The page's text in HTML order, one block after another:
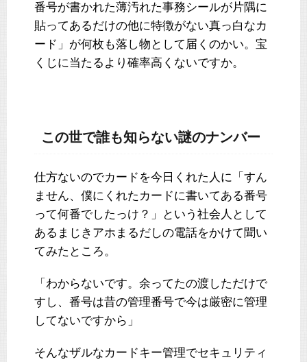
番号が書かれた薄汚れた事務シールが片隅に
貼ってあるだけの他に特徴がない真っ白なカ
ード」が何枚も落し物として届くのかい。宝
くじに当たるより確率高くないですか。
この世で誰も知らない謎のナンバー
仕方ないのでカードを今日くれた人に「すん
ません、僕にくれたカードに書いてある番号
って何番でしたっけ？」という社会人として
あるまじきアホまるだしの電話をかけて聞い
てみたところ。
「わからないです。余ってたの渡しただけで
すし、番号は昔の管理番号で今は厳密に管理
してないですから」
そんなザルなカードキー管理でセキュリティ